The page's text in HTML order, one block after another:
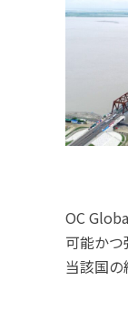
OC
可能かつ
当該国の